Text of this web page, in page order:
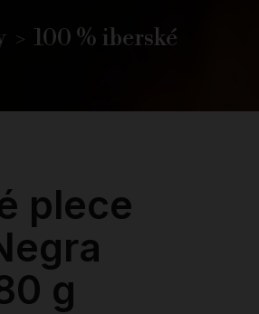
100 % iberské
plece
g